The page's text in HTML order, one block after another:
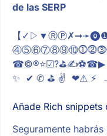
de las SERP
【
☎©®⭐☑?⛳✍⚽☎▶
✨ ✔ ✆ ⛳ ✌ ❤⚠ ⚡ →
Añade Rich snippets
Seguramente